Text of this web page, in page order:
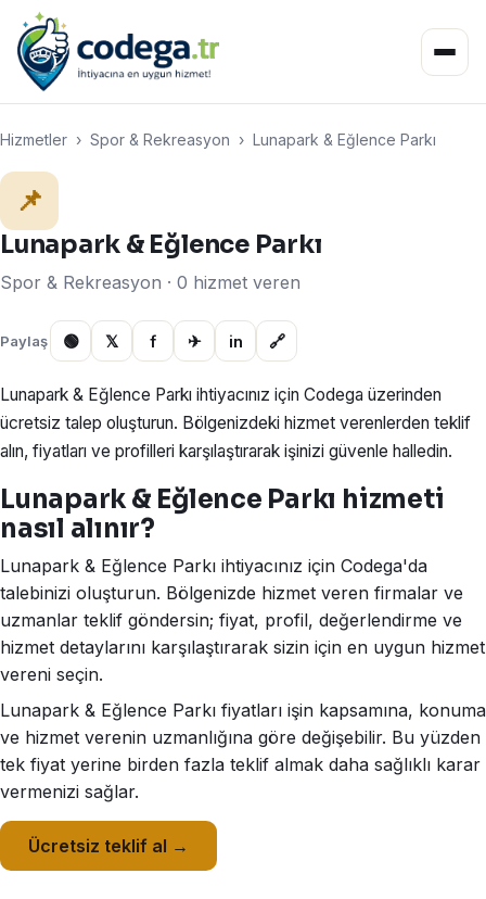
Hizmetler › Spor & Rekreasyon › Lunapark & Eğlence Parkı
📌
Lunapark & Eğlence Parkı
Spor & Rekreasyon · 0 hizmet veren
Paylaş 🟢 𝕏 f ✈ in 🔗
Lunapark & Eğlence Parkı ihtiyacınız için Codega üzerinden
ücretsiz talep oluşturun. Bölgenizdeki hizmet verenlerden teklif
alın, fiyatları ve profilleri karşılaştırarak işinizi güvenle halledin.
Lunapark & Eğlence Parkı hizmeti
nasıl alınır?
Lunapark & Eğlence Parkı ihtiyacınız için Codega'da
talebinizi oluşturun. Bölgenizde hizmet veren firmalar ve
uzmanlar teklif göndersin; fiyat, profil, değerlendirme ve
hizmet detaylarını karşılaştırarak sizin için en uygun hizmet
vereni seçin.
Lunapark & Eğlence Parkı fiyatları işin kapsamına, konuma
ve hizmet verenin uzmanlığına göre değişebilir. Bu yüzden
tek fiyat yerine birden fazla teklif almak daha sağlıklı karar
vermenizi sağlar.
Ücretsiz teklif al →